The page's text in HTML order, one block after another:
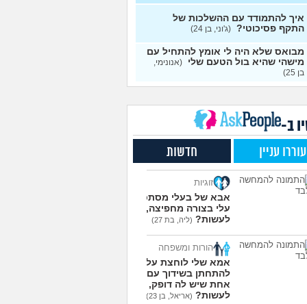
עצות
מוצצת אצבע כהרגעה,
את ארון הילדות בבית
מפסיקים לפחד מזה שהזמן
(אליזבת, בת 24)
אנשים מתייעצים כל
(פפרוני, בן 25)
5
את הרעב בחיים שלי
לחזור לזה! (זלדוס, בן 22)
בודדה מאוד בלי חברים כבר 5
ולא יודעת איפה להכיר
5
עצות
עוד שאלות חדשות במדור
איך להתמודד עם ההשלכות של
התקף פסיכוטי? (ג'וני, בן 24)
מבואס שלא היה לי אומץ להתחיל עם
מישהי שהיא בול הטעם שלי (אנונימי,
בן 25)
ב-
עוררו עניין חדשות
זוגיות
אבא של בעלי מסתכל
עלי בצורה מחפיצה, מה
לעשות? (ליה, בת 27)
הורות ומשפחה
אמא שלי לוחצת עליי
להתחתן בשידוך עם כל
אחת שיש לה דופק, מה
לעשות? (אריאל, בן 23)